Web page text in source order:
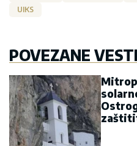
UIKS
POVEZANE VESTI